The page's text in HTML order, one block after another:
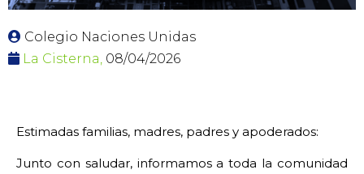
Colegio Naciones Unidas
La Cisterna, 08/04/2026
Estimadas familias, madres, padres y apoderados:
Junto con saludar, informamos a toda la comunidad